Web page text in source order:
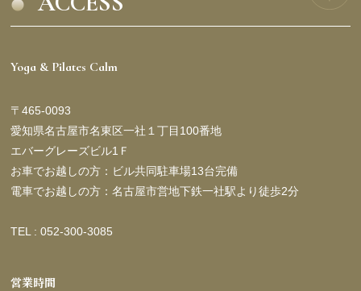
Yoga & Pilates Calm
〒465-0093
愛知県名古屋市名東区一社１丁目100番地
エバーグレーズビル1Ｆ
お車でお越しの方：ビル共同駐車場13台完備
電車でお越しの方：名古屋市営地下鉄一社駅より徒歩2分
TEL : 052-300-3085
営業時間